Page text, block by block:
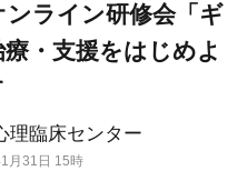
理臨床センター
月31日 15時
ライン研修会「ギ
・支援をはじめよ